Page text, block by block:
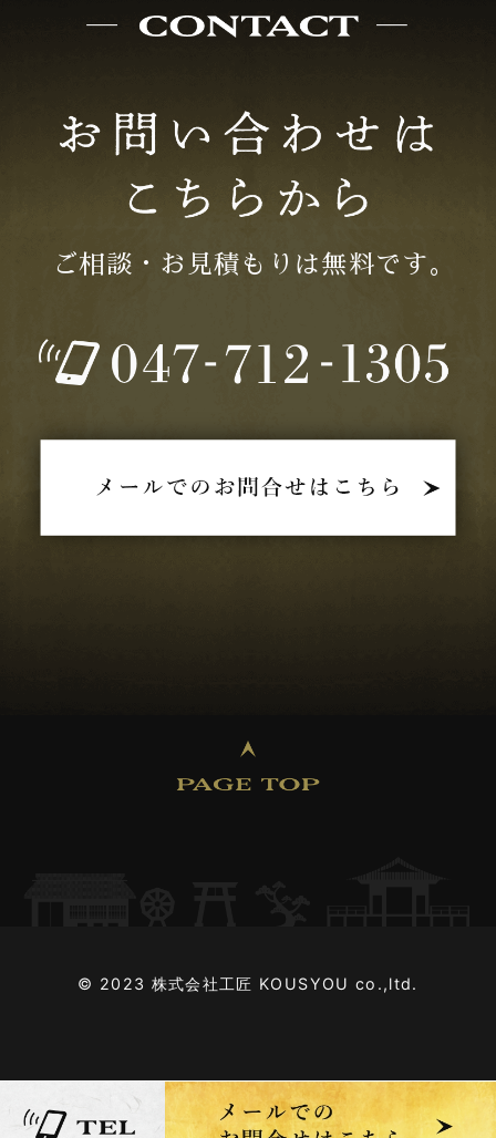
2025年11月 (2)
2025年05月 (2)
2025年03月 (1)
2024年06月 (4)
ご相談・お見積もりは無料です｡
© 2023 株式会社工匠 KOUSYOU co.,ltd.